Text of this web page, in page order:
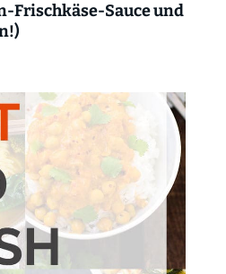
Frischkäse-Sauce und